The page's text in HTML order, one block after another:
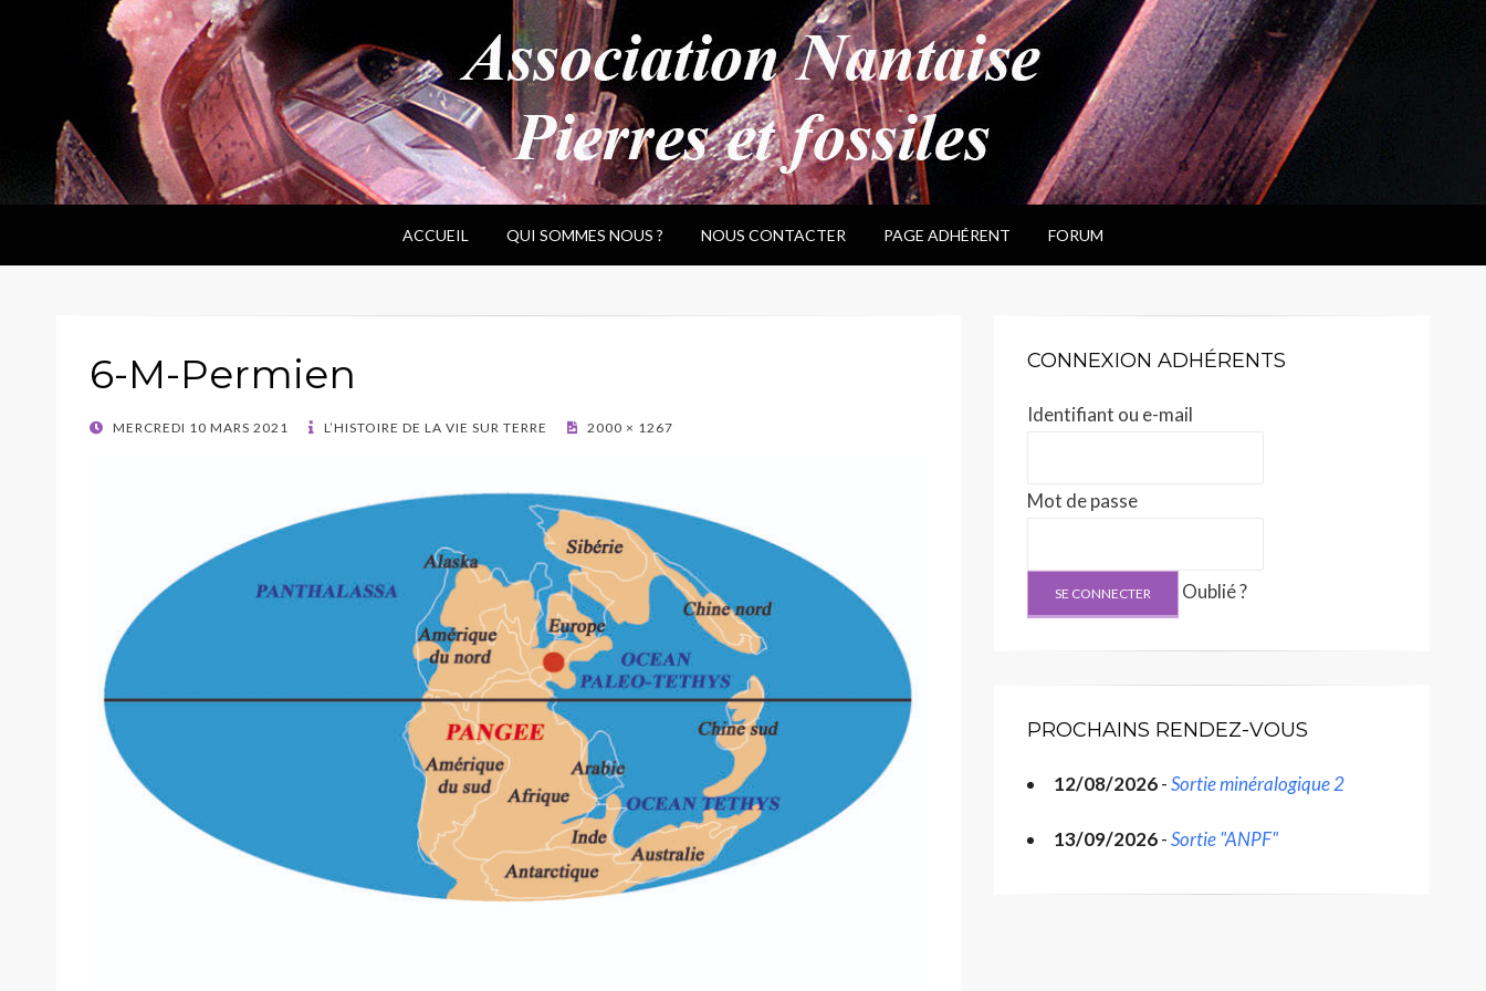
ANPF
Association Nantaise Pierres et Fossiles
ACCUEIL QUI SOMMES NOUS ? NOUS CONTACTER PAGE ADHÉRENT FORUM
6-M-Permien
POSTED
MERCREDI 10 MARS 2021 L’HISTOIRE DE LA VIE SUR TERRE 2000 × 1267
CONNEXION ADHÉRENTS
Identifiant ou e-mail
Mot de passe
Oublié ?
PROCHAINS RENDEZ-VOUS
12/08/2026-Sortie minéralogique 2
13/09/2026-Sortie "ANPF"